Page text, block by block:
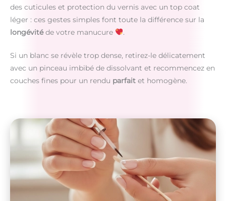
des cuticules et protection du vernis avec un top coat
léger : ces gestes simples font toute la différence sur la
longévitéde votre manucure .
Si un blanc se révèle trop dense, retirez-le délicatement
avec un pinceau imbibé de dissolvant et recommencez en
couches fines pour un rendu parfait et homogène.